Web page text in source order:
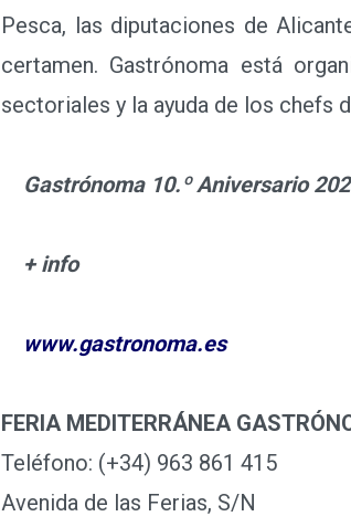
Pesca, las diputaciones de
certamen. Gastrónoma está
sectoriales y la ayuda de los chefs
Gastrónoma 10.º Aniversario
+ info
www.gastronoma.es
FERIA MEDITERRÁNEA
Teléfono: (+34) 963 861 415
Avenida de las Ferias, S/N